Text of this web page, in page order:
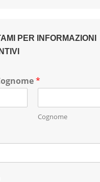
PER INFORMAZIONI
*
Cognome